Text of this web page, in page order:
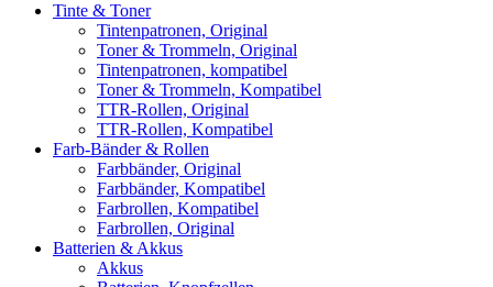
Tinte & Toner
Tintenpatronen, Original
Toner & Trommeln, Original
Tintenpatronen, kompatibel
Toner & Trommeln, Kompatibel
TTR-Rollen, Original
TTR-Rollen, Kompatibel
Farb-Bänder & Rollen
Farbbänder, Original
Farbbänder, Kompatibel
Farbrollen, Kompatibel
Farbrollen, Original
Batterien & Akkus
Akkus